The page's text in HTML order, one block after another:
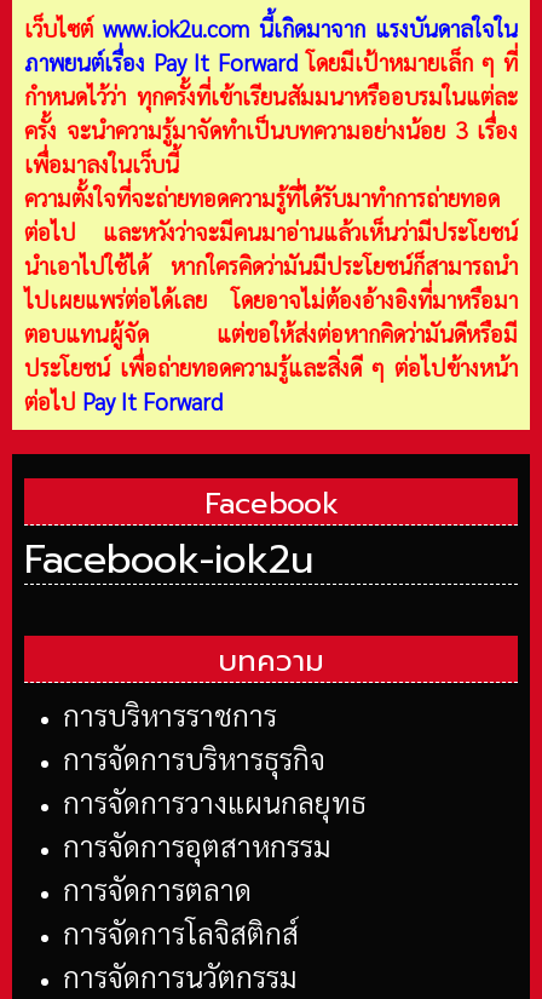
เว็บไซต์ www.iok2u.com นี้เกิดมาจาก แรงบันดาลใจใน
ภาพยนต์เรื่อง Pay It Forward โดยมีเป้าหมายเล็ก ๆ ที่
กำหนดไว้ว่า ทุกครั้งที่เข้าเรียนสัมมนาหรืออบรมในแต่ละ
ครั้ง จะนำความรู้มาจัดทำเป็นบทความอย่างน้อย 3 เรื่อง
เพื่อมาลงในเว็บนี้
ความตั้งใจที่จะถ่ายทอดความรู้ที่ได้รับมาทำการถ่ายทอด
ต่อไป และหวังว่าจะมีคนมาอ่านแล้วเห็นว่ามีประโยชน์
นำเอาไปใช้ได้ หากใครคิดว่ามันมีประโยชน์ก็สามารถนำ
ไปเผยแพร่ต่อได้เลย โดยอาจไม่ต้องอ้างอิงที่มาหรือมา
ตอบแทนผู้จัด แต่ขอให้ส่งต่อหากคิดว่ามันดีหรือมี
ประโยชน์ เพื่อถ่ายทอดความรู้และสิ่งดี ๆ ต่อไปข้างหน้า
ต่อไป Pay It Forward
Facebook
Facebook-iok2u
บทความ
การบริหารราชการ
การจัดการบริหารธุรกิจ
การจัดการวางแผนกลยุทธ
การจัดการอุตสาหกรรม
การจัดการตลาด
การจัดการโลจิสติกส์
การจัดการนวัตกรรม